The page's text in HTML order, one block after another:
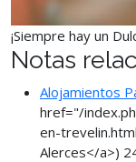
¡Siempre hay un
Notas
Alojamientos
href="/
en-
Alerces</a>)